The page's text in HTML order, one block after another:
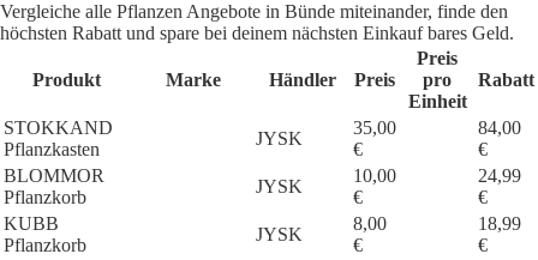
Vergleiche alle Pflanzen Angebote in Bünde miteinander, finde den
höchsten Rabatt und spare bei deinem nächsten Einkauf bares Geld.
Produkt Marke Händler Preis
Preis
pro
Einheit
Rabatt
STOKKAND
Pflanzkasten
JYSK
35,00
€
84,00
€
BLOMMOR
Pflanzkorb
JYSK
10,00
€
24,99
€
KUBB
Pflanzkorb
JYSK
8,00
€
18,99
€